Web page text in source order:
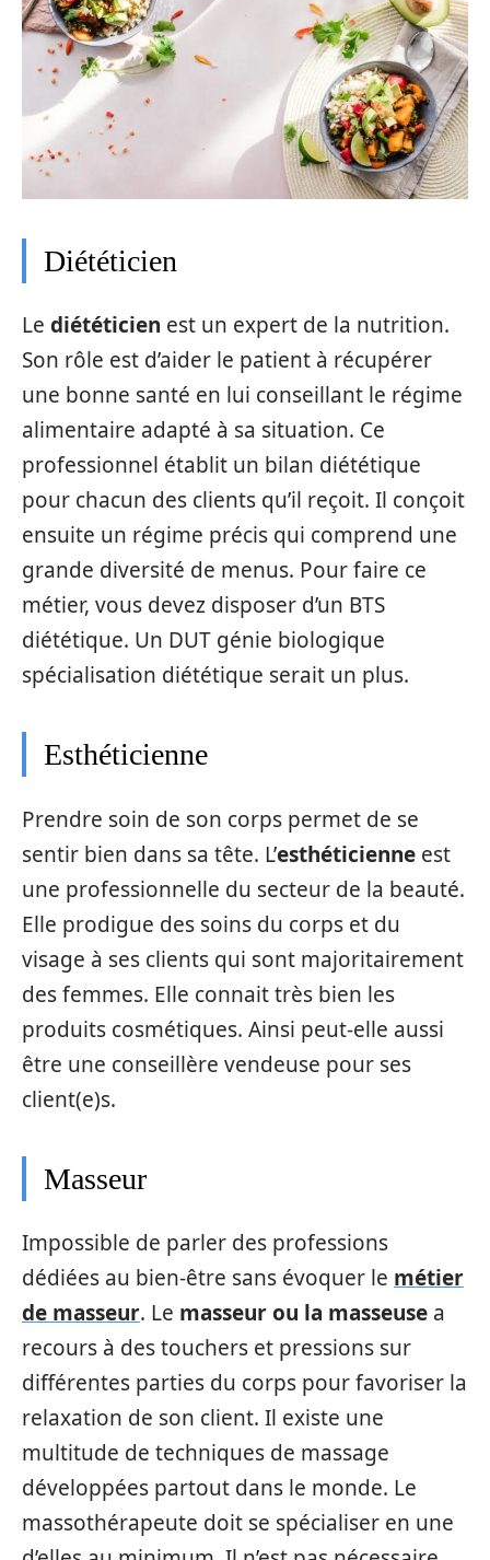
Diététicien
Le diététicien est un expert de la nutrition.
Son rôle est d’aider le patient à récupérer
une bonne santé en lui conseillant le régime
alimentaire adapté à sa situation. Ce
professionnel établit un bilan diététique
pour chacun des clients qu’il reçoit. Il conçoit
ensuite un régime précis qui comprend une
grande diversité de menus. Pour faire ce
métier, vous devez disposer d’un BTS
diététique. Un DUT génie biologique
spécialisation diététique serait un plus.
Esthéticienne
Prendre soin de son corps permet de se
sentir bien dans sa tête. L’esthéticienne est
une professionnelle du secteur de la beauté.
Elle prodigue des soins du corps et du
visage à ses clients qui sont majoritairement
des femmes. Elle connait très bien les
produits cosmétiques. Ainsi peut-elle aussi
être une conseillère vendeuse pour ses
client(e)s.
Masseur
Impossible de parler des professions
dédiées au bien-être sans évoquer le métier
de masseur. Le masseur ou la masseuse a
recours à des touchers et pressions sur
différentes parties du corps pour favoriser la
relaxation de son client. Il existe une
multitude de techniques de massage
développées partout dans le monde. Le
massothérapeute doit se spécialiser en une